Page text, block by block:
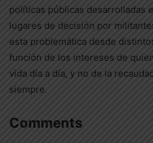
políticas públicas desarrolladas
lugares de decisión por
esta problemática desde
función de los intereses de
vida día a día, y no de la
siempre.
Comments